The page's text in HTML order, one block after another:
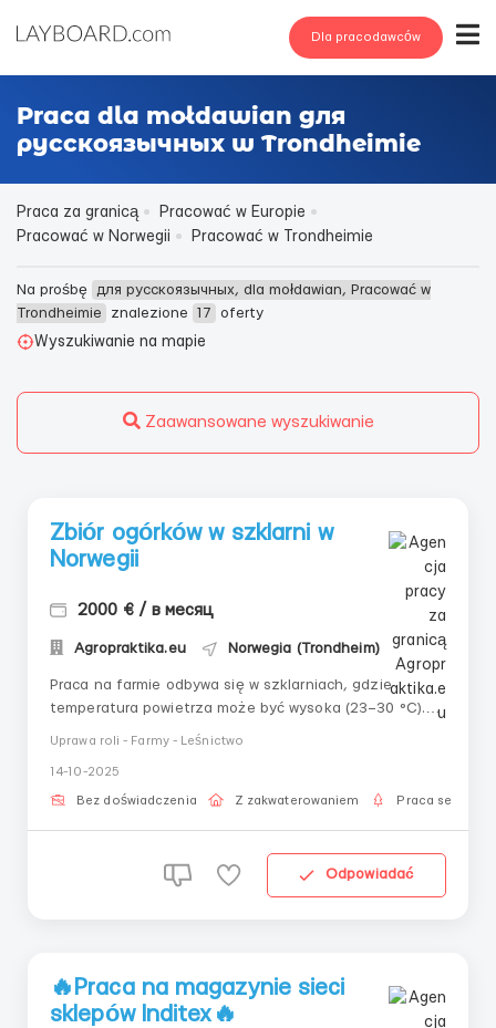
Dla pracodawców
Praca dla mołdawian для
русскоязычных w Trondheimie
Praca za granicą
Pracować w Europie
Pracować w Norwegii
Pracować w Trondheimie
Na prośbę для русскоязычных, dla mołdawian, Pracować w
Trondheimie
znalezione 17
oferty
Wyszukiwanie na mapie
Zaawansowane wyszukiwanie
Zbiór ogórków w szklarni w
Norwegii
2000 € / в месяц
Agropraktika.eu Norwegia (Trondheim)
Praca na farmie odbywa się w szklarniach, gdzie
temperatura powietrza może być wysoka (23–30 °C).
Praca może być zarówno zespołowa, jak
sadzonek.Pielęgnacja warzyw —
podwiązywanie/zawijanie, aby rosły w górę, zbieranie
Uprawa roli - Farmy - Leśnictwo
14-10-2025
Bez doświadczenia Z zakwaterowaniem Praca
Odpowiadać
🔥Praca na magazynie sieci
sklepów Inditex🔥